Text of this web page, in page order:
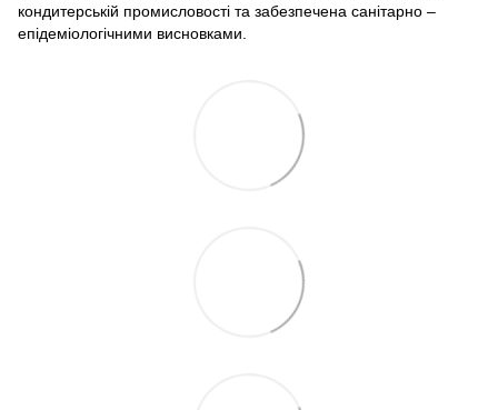
кондитерській промисловості та забезпечена санітарно –
епідеміологічними висновками.